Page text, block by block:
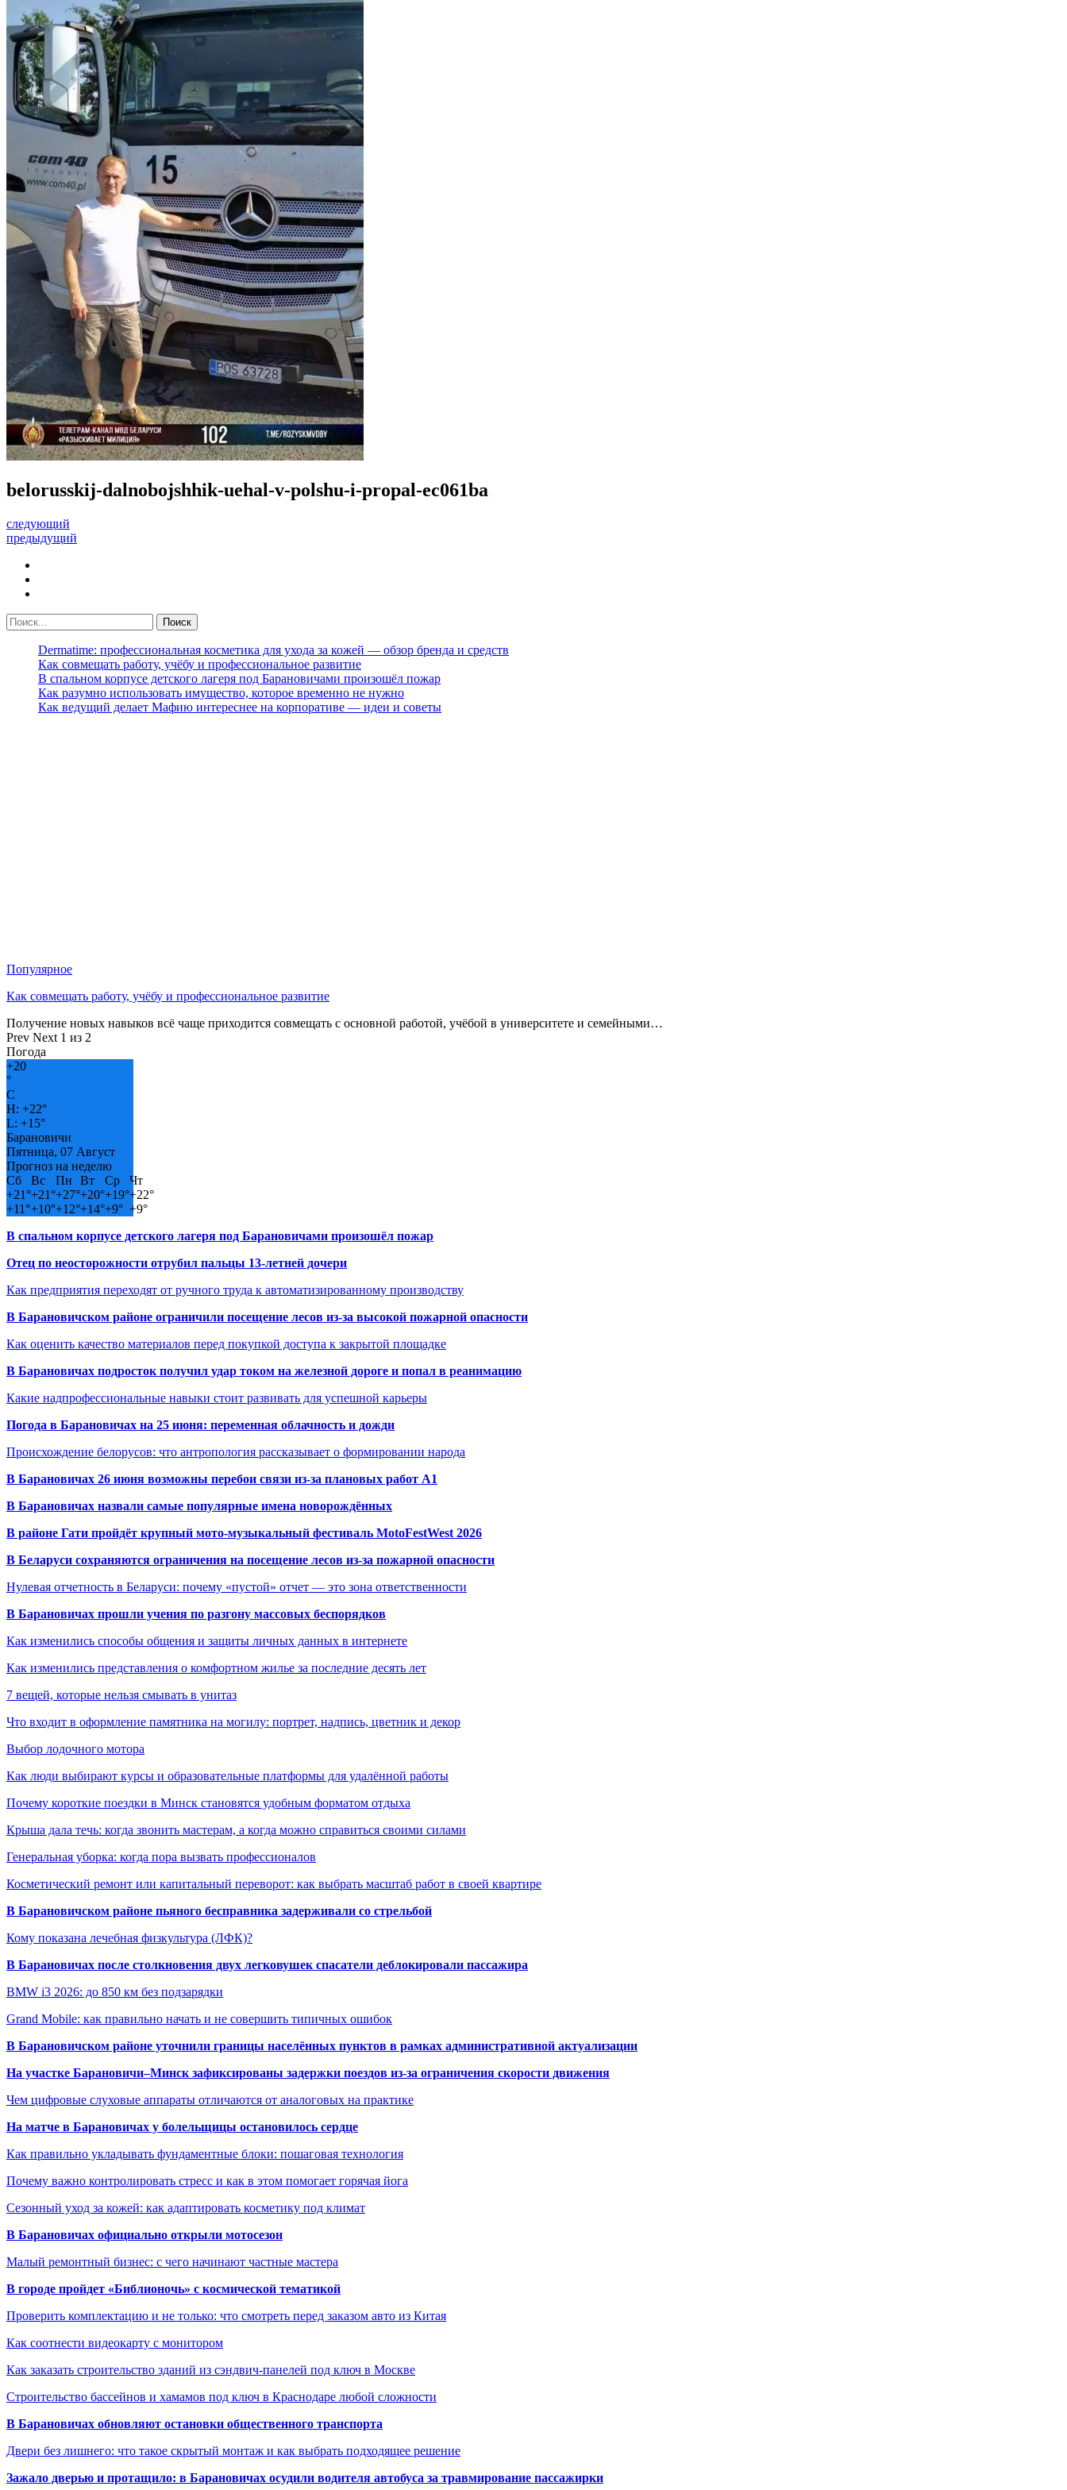
belorusskij-dalnobojshhik-uehal-v-polshu-i-propal-ec061ba
следующий
предыдущий
Dermatime: профессиональная косметика для ухода за кожей — обзор бренда и средств
Как совмещать работу, учёбу и профессиональное развитие
В спальном корпусе детского лагеря под Барановичами произошёл пожар
Как разумно использовать имущество, которое временно не нужно
Как ведущий делает Мафию интереснее на корпоративе — идеи и советы
Популярное
Как совмещать работу, учёбу и профессиональное развитие
Получение новых навыков всё чаще приходится совмещать с основной работой, учёбой в университете и семейными…
Prev Next 1 из 2
Погода
+20
°
C
H: +22°
L: +15°
Барановичи
Пятница, 07 Август
Прогноз на неделю
Сб
Вс Пн Вт Ср
Чт
+21°+21°+27°+20°+19°+22°
+11°+10°+12°+14°+9° +9°
В спальном корпусе детского лагеря под Барановичами произошёл пожар
Отец по неосторожности отрубил пальцы 13-летней дочери
Как предприятия переходят от ручного труда к автоматизированному производству
В Барановичском районе ограничили посещение лесов из-за высокой пожарной опасности
Как оценить качество материалов перед покупкой доступа к закрытой площадке
В Барановичах подросток получил удар током на железной дороге и попал в реанимацию
Какие надпрофессиональные навыки стоит развивать для успешной карьеры
Погода в Барановичах на 25 июня: переменная облачность и дожди
Происхождение белорусов: что антропология рассказывает о формировании народа
В Барановичах 26 июня возможны перебои связи из-за плановых работ A1
В Барановичах назвали самые популярные имена новорождённых
В районе Гати пройдёт крупный мото-музыкальный фестиваль MotoFestWest 2026
В Беларуси сохраняются ограничения на посещение лесов из-за пожарной опасности
Нулевая отчетность в Беларуси: почему «пустой» отчет — это зона ответственности
В Барановичах прошли учения по разгону массовых беспорядков
Как изменились способы общения и защиты личных данных в интернете
Как изменились представления о комфортном жилье за последние десять лет
7 вещей, которые нельзя смывать в унитаз
Что входит в оформление памятника на могилу: портрет, надпись, цветник и декор
Выбор лодочного мотора
Как люди выбирают курсы и образовательные платформы для удалённой работы
Почему короткие поездки в Минск становятся удобным форматом отдыха
Крыша дала течь: когда звонить мастерам, а когда можно справиться своими силами
Генеральная уборка: когда пора вызвать профессионалов
Косметический ремонт или капитальный переворот: как выбрать масштаб работ в своей квартире
В Барановичском районе пьяного бесправника задерживали со стрельбой
Кому показана лечебная физкультура (ЛФК)?
В Барановичах после столкновения двух легковушек спасатели деблокировали пассажира
BMW i3 2026: до 850 км без подзарядки
Grand Mobile: как правильно начать и не совершить типичных ошибок
В Барановичском районе уточнили границы населённых пунктов в рамках административной актуализации
На участке Барановичи–Минск зафиксированы задержки поездов из-за ограничения скорости движения
Чем цифровые слуховые аппараты отличаются от аналоговых на практике
На матче в Барановичах у болельщицы остановилось сердце
Как правильно укладывать фундаментные блоки: пошаговая технология
Почему важно контролировать стресс и как в этом помогает горячая йога
Сезонный уход за кожей: как адаптировать косметику под климат
В Барановичах официально открыли мотосезон
Малый ремонтный бизнес: с чего начинают частные мастера
В городе пройдет «Библионочь» с космической тематикой
Проверить комплектацию и не только: что смотреть перед заказом авто из Китая
Как соотнести видеокарту с монитором
Как заказать строительство зданий из сэндвич-панелей под ключ в Москве
Строительство бассейнов и хамамов под ключ в Краснодаре любой сложности
В Барановичах обновляют остановки общественного транспорта
Двери без лишнего: что такое скрытый монтаж и как выбрать подходящее решение
Зажало дверью и протащило: в Барановичах осудили водителя автобуса за травмирование пассажирки